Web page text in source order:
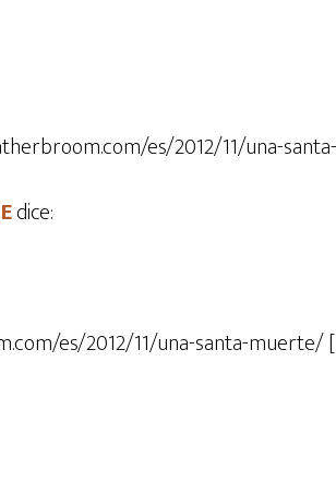
es/2012/11/una-
dice:
es/2012/11/una-santa-muerte/